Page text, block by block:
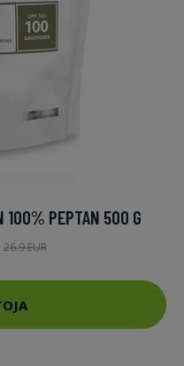
100% PEPTAN 500 G
26.9 EUR